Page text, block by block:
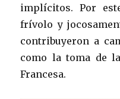
implícitos. Por
frívolo y
contribuyeron a
como la toma de
Francesa.